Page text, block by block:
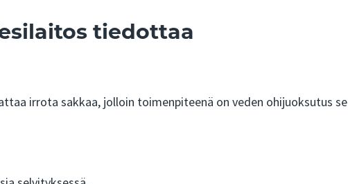
tiedottaa
irrota sakkaa, jolloin toimenpiteenä on veden ohijuoksutus